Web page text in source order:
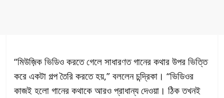
“মিউজ়িক ভিডিও করতে গেলে সাধারণত গানের কথার উপর ভিত্তি
করে একটা গল্প তৈরি করতে হয়,” বললেন চন্দ্রিকা। “ভিডিওর
কাজই হলো গানের কথাকে আরও প্রাধান্য দেওয়া। ঠিক তখনই